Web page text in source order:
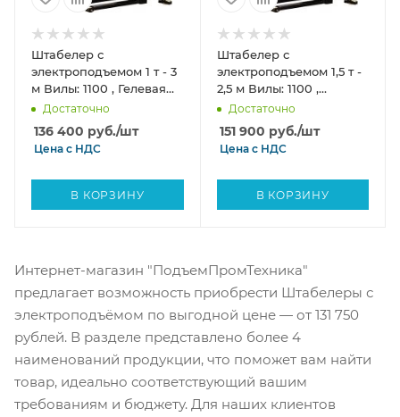
Штабелер с
электроподъемом 1 т - 3
м Вилы: 1100 , Гелевая
АКБ, SPN1030 SIBLINE
Достаточно
136 400 руб./шт
Цена с НДС
В КОРЗИНУ
Штабелер с
электроподъемом 1,5 т -
2,5 м Вилы: 1100 ,
Гелевая АКБ, SPN1525
Достаточно
151 900 руб./шт
Цена с НДС
В КОРЗИНУ
Интернет-магазин "ПодъемПромТехника"
предлагает возможность приобрести Штабелеры с
электроподъёмом по выгодной цене — от 131 750
рублей. В разделе представлено более 4
наименований продукции, что поможет вам найти
товар, идеально соответствующий вашим
требованиям и бюджету. Для наших клиентов